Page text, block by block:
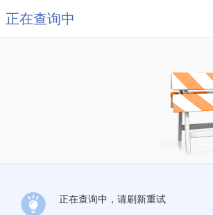
正在查询中
正在查询中，请刷新重试